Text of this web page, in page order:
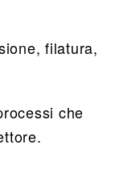
filatura,
che